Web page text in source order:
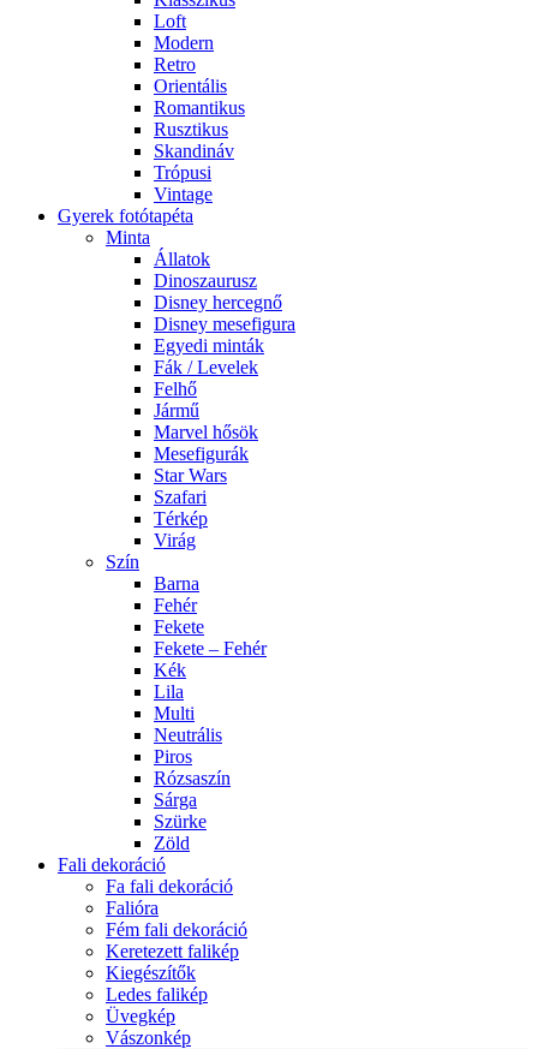
Loft
Modern
Retro
Orientális
Romantikus
Rusztikus
Skandináv
Trópusi
Vintage
Gyerek fotótapéta
Minta
Állatok
Dinoszaurusz
Disney hercegnő
Disney mesefigura
Egyedi minták
Fák / Levelek
Felhő
Jármű
Marvel hősök
Mesefigurák
Star Wars
Szafari
Térkép
Virág
Szín
Barna
Fehér
Fekete
Fekete – Fehér
Kék
Lila
Multi
Neutrális
Piros
Rózsaszín
Sárga
Szürke
Zöld
Fali dekoráció
Fa fali dekoráció
Falióra
Fém fali dekoráció
Keretezett falikép
Kiegészítők
Ledes falikép
Üvegkép
Vászonkép